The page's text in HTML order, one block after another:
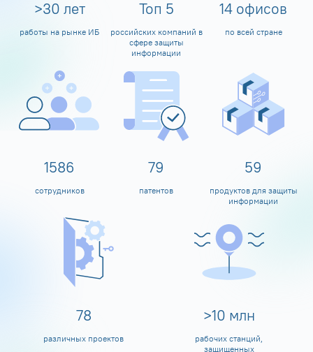
>30 лет
работы на рынке ИБ
Топ 5
российских компаний в
сфере защиты
информации
14 офисов
по всей стране
1600
сотрудников
80
патентов
60
продуктов для защиты
информации
80
различных проектов
>10 млн
рабочих станций,
защищенных